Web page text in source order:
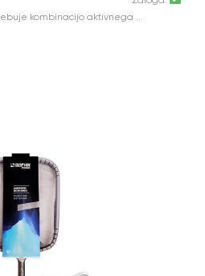
kombinacijo aktivnega ...